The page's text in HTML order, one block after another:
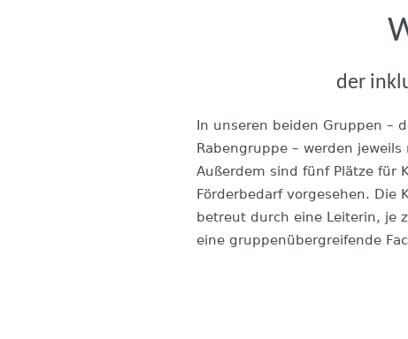
der
In unseren beiden Gruppen –
Rabengruppe – werden
Außerdem sind fünf Plätze für
Förderbedarf vorgesehen. Die
betreut durch eine Leiterin, je
eine gruppenübergreifende